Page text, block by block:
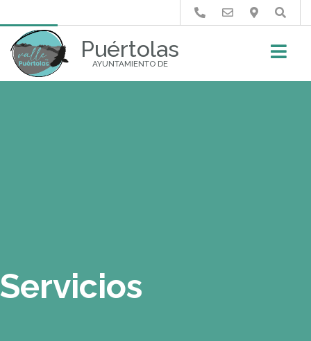
Puértolas
AYUNTAMIENTO DE
Buscar
Servicios